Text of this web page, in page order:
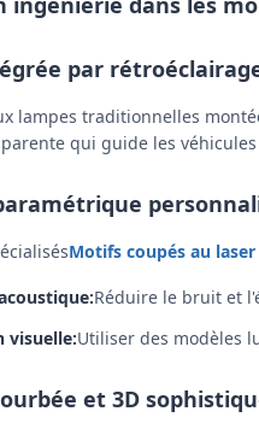
par
lampes traditionnelles
qui guide les
Motifs coupés au laser
Réduire le bruit et
visuelle:Utiliser des modèles
et 3D